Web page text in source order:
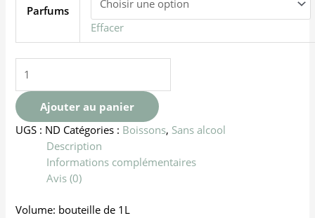
Parfums
Effacer
Ajouter au panier
UGS : ND Catégories : Boissons, Sans alcool
Description
Informations complémentaires
Avis (0)
Volume: bouteille de 1L